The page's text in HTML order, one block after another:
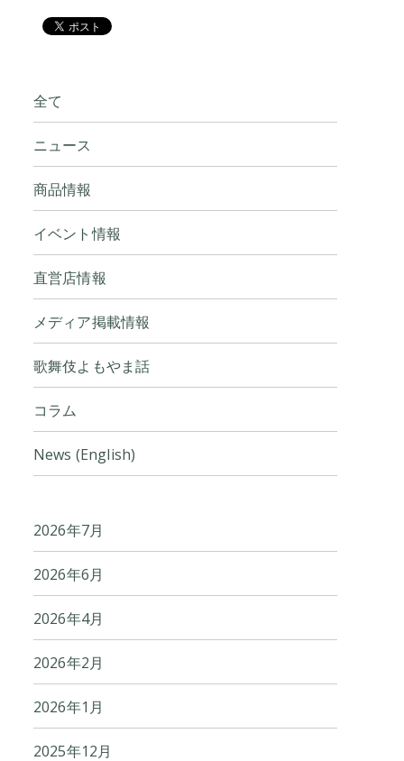
全て
ニュース
商品情報
イベント情報
直営店情報
メディア掲載情報
歌舞伎よもやま話
コラム
News (English)
2026年7月
2026年6月
2026年4月
2026年2月
2026年1月
2025年12月